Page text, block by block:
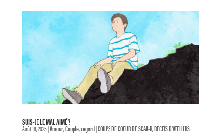
SUIS-JE LE MAL AIMÉ ?
Août 18, 2025|Amour,Couple,regard|COUPS DE COEUR DE SCAN-R,RÉCITS D'ATELIERS